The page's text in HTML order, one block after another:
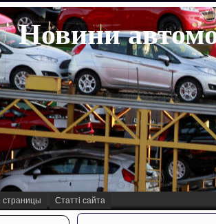
Новини
страницы Статті сайта